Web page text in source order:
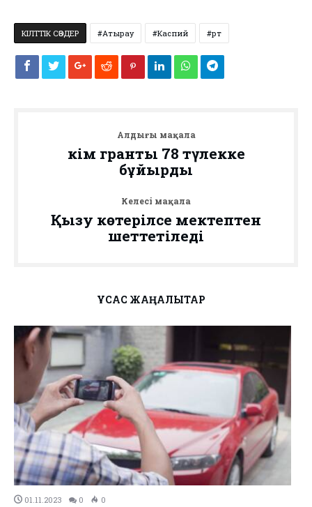
КІЛТТІК СӨЗДЕР Атырау Каспий Өрт
Алдыңғы мақала
Әкім гранты 78 түлекке
бұйырды
Келесі мақала
Қызу көтерілсе мектептен
шеттетіледі
ҰҚСАС ЖАҢАЛЫҚТАР
01.11.2023 0 0